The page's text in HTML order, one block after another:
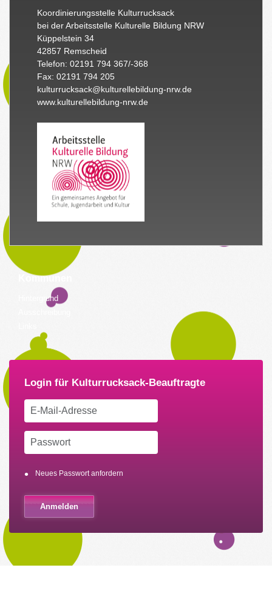
Koordinierungsstelle Kulturrucksack
bei der Arbeitsstelle Kulturelle Bildung NRW
Küppelstein 34
42857 Remscheid
Telefon: 02191 794 367/-368
Fax: 02191 794 205
kulturrucksack@kulturellebildung-nrw.de
www.kulturellebildung-nrw.de
Kommunen
Hintergrund
Neues Passwort anfordern